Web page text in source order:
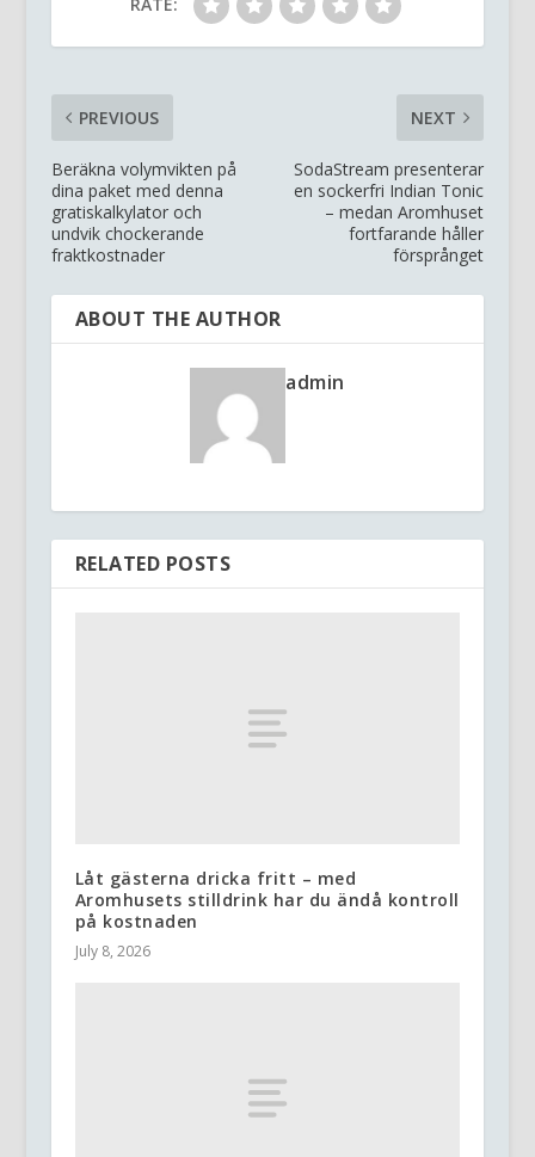
PREVIOUS
Beräkna volymvikten på
dina paket med denna
gratiskalkylator och
undvik chockerande
fraktkostnader
NEXT
SodaStream presenterar
en sockerfri Indian Tonic
– medan Aromhuset
fortfarande håller
försprånget
ABOUT THE AUTHOR
admin
RELATED POSTS
Låt gästerna dricka fritt – med
Aromhusets stilldrink har du ändå kontroll
på kostnaden
July 8, 2026